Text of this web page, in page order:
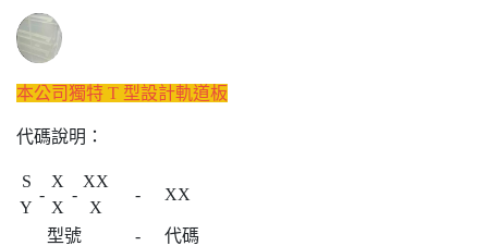
本公司獨特 T 型設計軌道板
代碼說明：
S
Y
-
X
X
-
XX
X
- XX
型號 -
代碼